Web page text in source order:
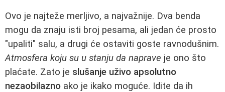
Ovo je najteže merljivo, a najvažnije. Dva benda
mogu da znaju isti broj pesama, ali jedan će prosto
"upaliti" salu, a drugi će ostaviti goste ravnodušnim.
Atmosfera koju su u stanju da naprave je ono što
plaćate. Zato je slušanje uživo apsolutno
nezaobilazno ako je ikako moguće. Idite da ih